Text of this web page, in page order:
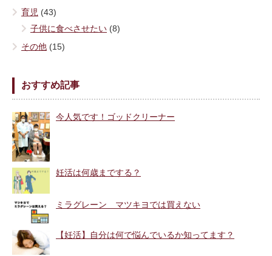
育児 (43)
子供に食べさせたい (8)
その他 (15)
おすすめ記事
今人気です！ゴッドクリーナー
妊活は何歳までする？
ミラグレーン マツキヨでは買えない
【妊活】自分は何で悩んでいるか知ってます？